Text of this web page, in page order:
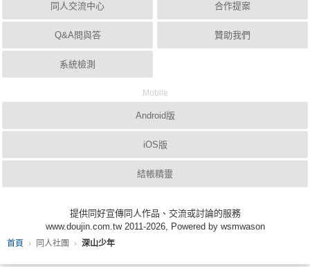
首頁 同人社團 深山少年
同人交流中心
Q&A問與答
系統檢測
合作提案
贊助我們
Mobile
Android版
iOS版
結帳精靈
提供同好宣傳同人作品、交流或討論的服務
www.doujin.com.tw 2011-2026, Powered by wsmwason